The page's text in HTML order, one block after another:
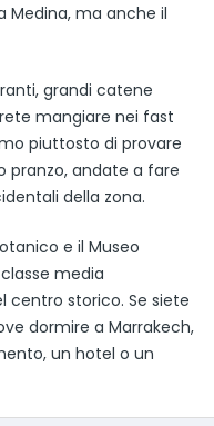
Medina, ma anche il
grandi catene
mangiare nei fast
piuttosto di provare
pranzo, andate a fare
della zona.
e il Museo
media
storico. Se siete
dormire a Marrakech,
un hotel o un